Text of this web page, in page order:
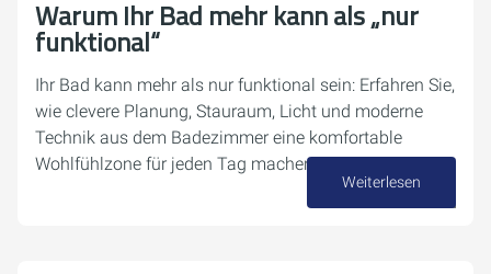
Warum Ihr Bad mehr kann als „nur
funktional“
Ihr Bad kann mehr als nur funktional sein: Erfahren Sie,
wie clevere Planung, Stauraum, Licht und moderne
Technik aus dem Badezimmer eine komfortable
Wohlfühlzone für jeden Tag machen.
Weiterlesen